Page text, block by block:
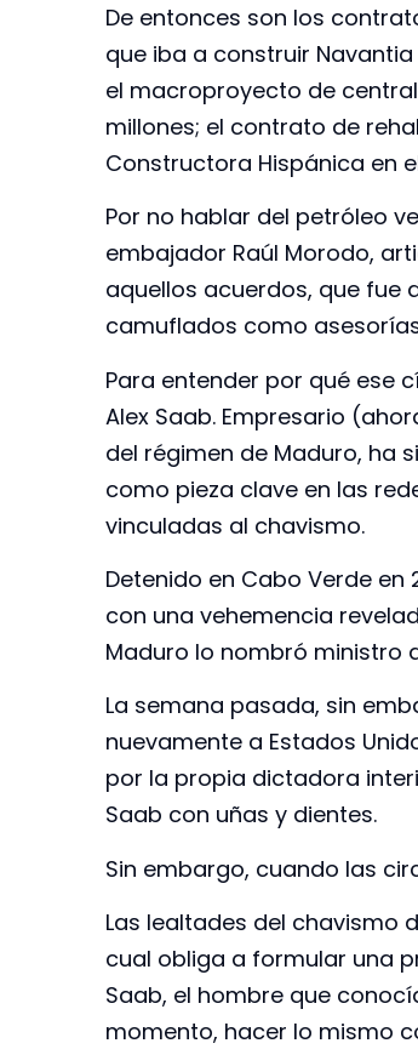
De entonces son los
que iba a construir
el macroproyecto de
millones; el contrato de
Constructora Hispánica en
Por no hablar del petróleo
embajador Raúl Morodo,
aquellos acuerdos, que fue
camuflados como
Para entender por qué ese
Alex Saab. Empresario
del régimen de Maduro, ha
como pieza clave en las
vinculadas al chavismo.
Detenido en Cabo Verde
con una vehemencia
Maduro lo nombró ministro
La semana pasada, sin
nuevamente a Estados
por la propia dictadora
Saab con uñas y dientes.
Sin embargo, cuando las
Las lealtades del chavismo
cual obliga a formular una
Saab, el hombre que
momento, hacer lo mismo